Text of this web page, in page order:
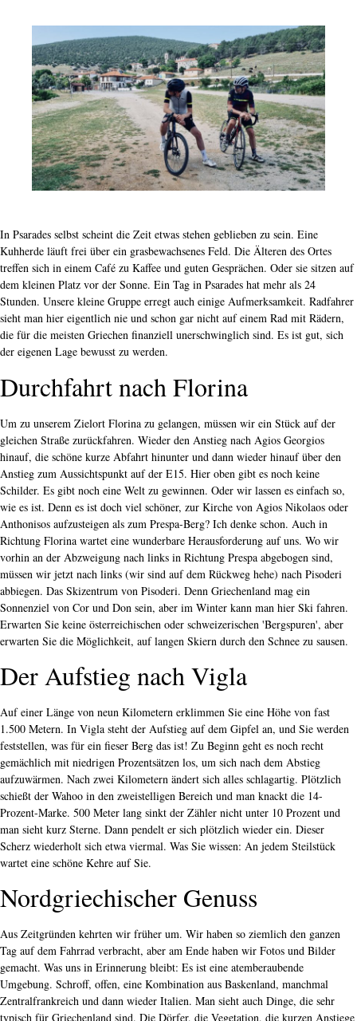
In Psarades selbst scheint die Zeit etwas stehen geblieben zu sein. Eine
Kuhherde läuft frei über ein grasbewachsenes Feld. Die Älteren des Ortes
treffen sich in einem Café zu Kaffee und guten Gesprächen. Oder sie sitzen auf
dem kleinen Platz vor der Sonne. Ein Tag in Psarades hat mehr als 24
Stunden. Unsere kleine Gruppe erregt auch einige Aufmerksamkeit. Radfahrer
sieht man hier eigentlich nie und schon gar nicht auf einem Rad mit Rädern,
die für die meisten Griechen finanziell unerschwinglich sind. Es ist gut, sich
der eigenen Lage bewusst zu werden.
Durchfahrt nach Florina
Um zu unserem Zielort Florina zu gelangen, müssen wir ein Stück auf der
gleichen Straße zurückfahren. Wieder den Anstieg nach Agios Georgios
hinauf, die schöne kurze Abfahrt hinunter und dann wieder hinauf über den
Anstieg zum Aussichtspunkt auf der E15. Hier oben gibt es noch keine
Schilder. Es gibt noch eine Welt zu gewinnen. Oder wir lassen es einfach so,
wie es ist. Denn es ist doch viel schöner, zur Kirche von Agios Nikolaos oder
Anthonisos aufzusteigen als zum Prespa-Berg? Ich denke schon. Auch in
Richtung Florina wartet eine wunderbare Herausforderung auf uns. Wo wir
vorhin an der Abzweigung nach links in Richtung Prespa abgebogen sind,
müssen wir jetzt nach links (wir sind auf dem Rückweg hehe) nach Pisoderi
abbiegen. Das Skizentrum von Pisoderi. Denn Griechenland mag ein
Sonnenziel von Cor und Don sein, aber im Winter kann man hier Ski fahren.
Erwarten Sie keine österreichischen oder schweizerischen 'Bergspuren', aber
erwarten Sie die Möglichkeit, auf langen Skiern durch den Schnee zu sausen.
Der Aufstieg nach Vigla
Auf einer Länge von neun Kilometern erklimmen Sie eine Höhe von fast
1.500 Metern. In Vigla steht der Aufstieg auf dem Gipfel an, und Sie werden
feststellen, was für ein fieser Berg das ist! Zu Beginn geht es noch recht
gemächlich mit niedrigen Prozentsätzen los, um sich nach dem Abstieg
aufzuwärmen. Nach zwei Kilometern ändert sich alles schlagartig. Plötzlich
schießt der Wahoo in den zweistelligen Bereich und man knackt die 14-
Prozent-Marke. 500 Meter lang sinkt der Zähler nicht unter 10 Prozent und
man sieht kurz Sterne. Dann pendelt er sich plötzlich wieder ein. Dieser
Scherz wiederholt sich etwa viermal. Was Sie wissen: An jedem Steilstück
wartet eine schöne Kehre auf Sie.
Nordgriechischer Genuss
Aus Zeitgründen kehrten wir früher um. Wir haben so ziemlich den ganzen
Tag auf dem Fahrrad verbracht, aber am Ende haben wir Fotos und Bilder
gemacht. Was uns in Erinnerung bleibt: Es ist eine atemberaubende
Umgebung. Schroff, offen, eine Kombination aus Baskenland, manchmal
Zentralfrankreich und dann wieder Italien. Man sieht auch Dinge, die sehr
typisch für Griechenland sind. Die Dörfer, die Vegetation, die kurzen Anstiege